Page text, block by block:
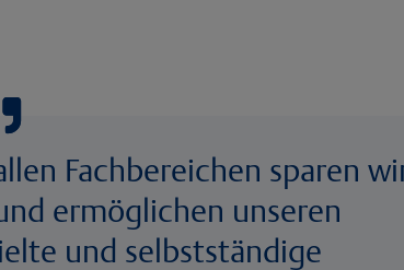
Fachbereichen sparen
ermöglichen unseren
und selbstständige